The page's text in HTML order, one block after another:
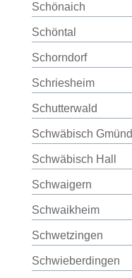
Schönaich
Schöntal
Schorndorf
Schriesheim
Schutterwald
Schwäbisch Gmünd
Schwäbisch Hall
Schwaigern
Schwaikheim
Schwetzingen
Schwieberdingen